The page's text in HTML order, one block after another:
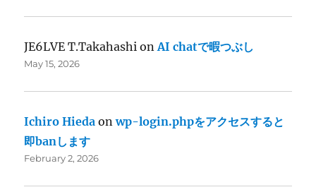
JE6LVE T.Takahashi onAI chatで暇つぶし
May 15, 2026
Ichiro Hieda onwp-login.phpをアクセスすると
即banします
February 2, 2026